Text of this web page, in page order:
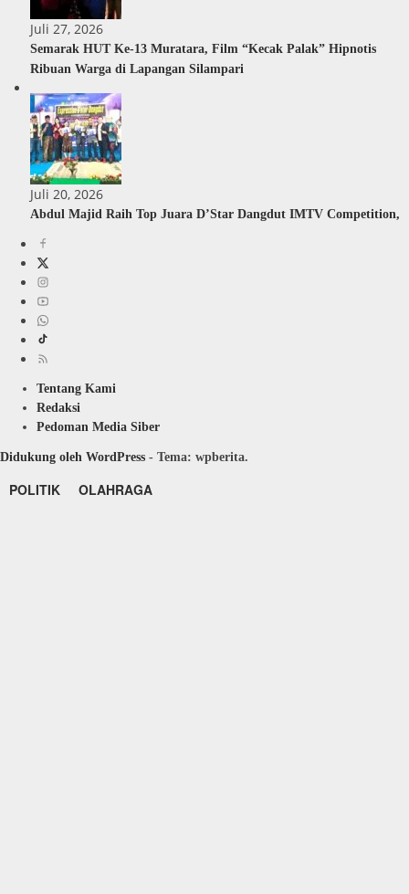
Juli 27, 2026
Semarak HUT Ke-13 Muratara, Film “Kecak Palak” Hipnotis
Ribuan Warga di Lapangan Silampari
Juli 20, 2026
Abdul Majid Raih Top Juara D’Star Dangdut IMTV Competition,
Tentang Kami
Redaksi
Pedoman Media Siber
Didukung oleh WordPress - Tema: wpberita.
POLITIK OLAHRAGA